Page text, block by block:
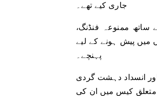
جاری کیے تھے۔
ساتھ ممنوعہ فنڈنگ،
میں پیش ہونے کے لیے
پہنچے۔
انسداد دہشت گردی
کیس میں ان کی